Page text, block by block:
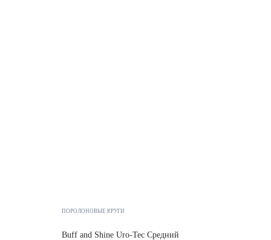
ПОРОЛОНОВЫЕ КРУГИ
Buff and Shine Uro-Tec Средний